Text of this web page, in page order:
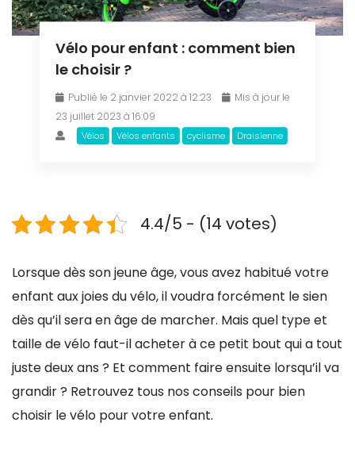
Vélo pour enfant : comment bien
le choisir ?
Publié le 2 janvier 2022 à 12:23
Mis à jour le
23 juillet 2023 à 16:09
Vélos Vélos enfants cyclisme Draisienne
4.4/5 - (14 votes)
Lorsque dès son jeune âge, vous avez habitué votre
enfant aux joies du vélo, il voudra forcément le sien
dès qu’il sera en âge de marcher. Mais quel type et
taille de vélo faut-il acheter à ce petit bout qui a tout
juste deux ans ? Et comment faire ensuite lorsqu’il va
grandir ? Retrouvez tous nos conseils pour bien
choisir le vélo pour votre enfant.